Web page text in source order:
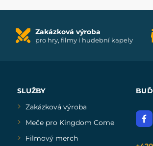
Zakázková výroba
pro hry, filmy i hudební kapely
SLUŽBY
Zakázková výroba
Meče pro Kingdom Come
Filmový merch